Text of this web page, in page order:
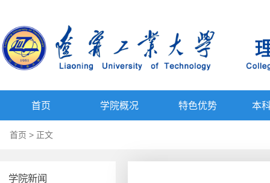
首页 学院概况 特色优势 本
首页 > 正文
学院新闻